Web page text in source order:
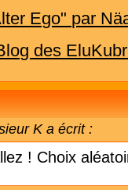
Ego" par
des
K a écrit :
! Choix